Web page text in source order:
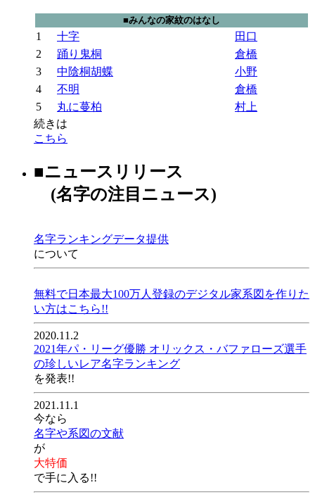
■みんなの家紋のはなし
1 十字
田口
2
踊り鬼桐
倉橋
3
中陰桐胡蝶
小野
4
不明
倉橋
5
丸に蔓柏
村上
続きは
こちら
■ニュースリリース
(名字の注目ニュース)
名字ランキングデータ提供
について
無料で日本最大100万人登録のデジタル家系図を作りた
い方はこちら!!
2020.11.2
2021年パ・リーグ優勝 オリックス・バファローズ選手
の珍しいレア名字ランキング
を発表!!
2021.11.1
今なら
名字や系図の文献
が
大特価
で手に入る!!